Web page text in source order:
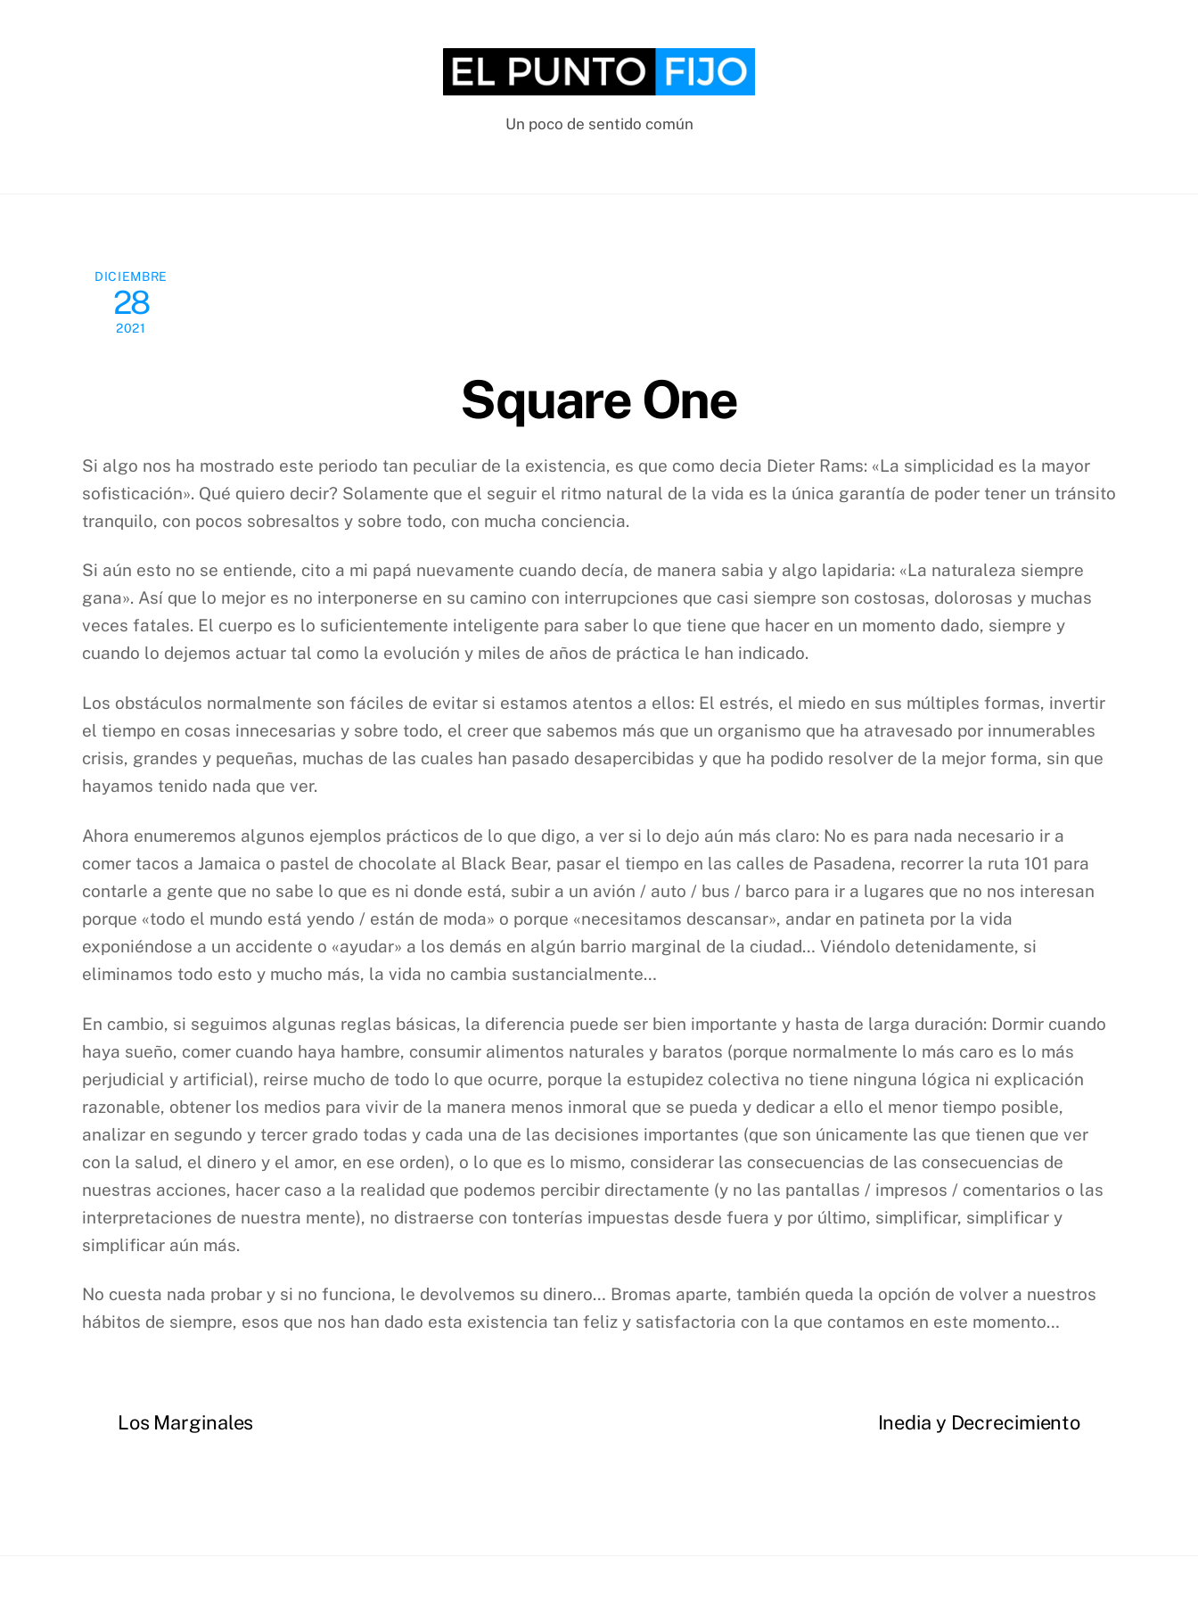
Un poco de sentido común
DICIEMBRE
28
2021
Square One
Si algo nos ha mostrado este periodo tan peculiar de la existencia, es que como decia Dieter Rams: «La simplicidad es la mayor
sofisticación». Qué quiero decir? Solamente que el seguir el ritmo natural de la vida es la única garantía de poder tener un tránsito
tranquilo, con pocos sobresaltos y sobre todo, con mucha conciencia.
Si aún esto no se entiende, cito a mi papá nuevamente cuando decía, de manera sabia y algo lapidaria: «La naturaleza siempre
gana». Así que lo mejor es no interponerse en su camino con interrupciones que casi siempre son costosas, dolorosas y muchas
veces fatales. El cuerpo es lo suficientemente inteligente para saber lo que tiene que hacer en un momento dado, siempre y
cuando lo dejemos actuar tal como la evolución y miles de años de práctica le han indicado.
Los obstáculos normalmente son fáciles de evitar si estamos atentos a ellos: El estrés, el miedo en sus múltiples formas, invertir
el tiempo en cosas innecesarias y sobre todo, el creer que sabemos más que un organismo que ha atravesado por innumerables
crisis, grandes y pequeñas, muchas de las cuales han pasado desapercibidas y que ha podido resolver de la mejor forma, sin que
hayamos tenido nada que ver.
Ahora enumeremos algunos ejemplos prácticos de lo que digo, a ver si lo dejo aún más claro: No es para nada necesario ir a
comer tacos a Jamaica o pastel de chocolate al Black Bear, pasar el tiempo en las calles de Pasadena, recorrer la ruta 101 para
contarle a gente que no sabe lo que es ni donde está, subir a un avión / auto / bus / barco para ir a lugares que no nos interesan
porque «todo el mundo está yendo / están de moda» o porque «necesitamos descansar», andar en patineta por la vida
exponiéndose a un accidente o «ayudar» a los demás en algún barrio marginal de la ciudad… Viéndolo detenidamente, si
eliminamos todo esto y mucho más, la vida no cambia sustancialmente…
En cambio, si seguimos algunas reglas básicas, la diferencia puede ser bien importante y hasta de larga duración: Dormir cuando
haya sueño, comer cuando haya hambre, consumir alimentos naturales y baratos (porque normalmente lo más caro es lo más
perjudicial y artificial), reirse mucho de todo lo que ocurre, porque la estupidez colectiva no tiene ninguna lógica ni explicación
razonable, obtener los medios para vivir de la manera menos inmoral que se pueda y dedicar a ello el menor tiempo posible,
analizar en segundo y tercer grado todas y cada una de las decisiones importantes (que son únicamente las que tienen que ver
con la salud, el dinero y el amor, en ese orden), o lo que es lo mismo, considerar las consecuencias de las consecuencias de
nuestras acciones, hacer caso a la realidad que podemos percibir directamente (y no las pantallas / impresos / comentarios o las
interpretaciones de nuestra mente), no distraerse con tonterías impuestas desde fuera y por último, simplificar, simplificar y
simplificar aún más.
No cuesta nada probar y si no funciona, le devolvemos su dinero… Bromas aparte, también queda la opción de volver a nuestros
hábitos de siempre, esos que nos han dado esta existencia tan feliz y satisfactoria con la que contamos en este momento…
Los Marginales Inedia y Decrecimiento